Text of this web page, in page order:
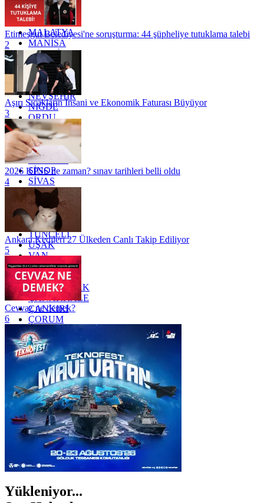
KÜTAHYA
KİLİS
MALATYA
MANİSA
MARDİN
MERSİN
MUĞLA
MUŞ
NEVŞEHİR
NİĞDE
ORDU
OSMANİYE
RİZE
SAKARYA
SAMSUN
SİNOP
SİVAS
SİİRT
TEKİRDAĞ
TOKAT
TRABZON
TUNCELİ
UŞAK
VAN
YALOVA
YOZGAT
ZONGULDAK
ÇANAKKALE
ÇANKIRI
ÇORUM
İSTANBUL
İZMİR
ŞANLIURFA
ŞIRNAK
Etimesgut Belediyesi'ne soruşturma: 44 şüpheliye tutuklama talebi
2
Aşırı Sıcakların İnsani ve Ekonomik Faturası Büyüyor
3
2026 KPSS ne zaman? sınav tarihleri belli oldu
4
Ankara Kedileri 27 Ülkeden Canlı Takip Ediliyor
5
Cevvaz ne demek?
6
Yükleniyor...